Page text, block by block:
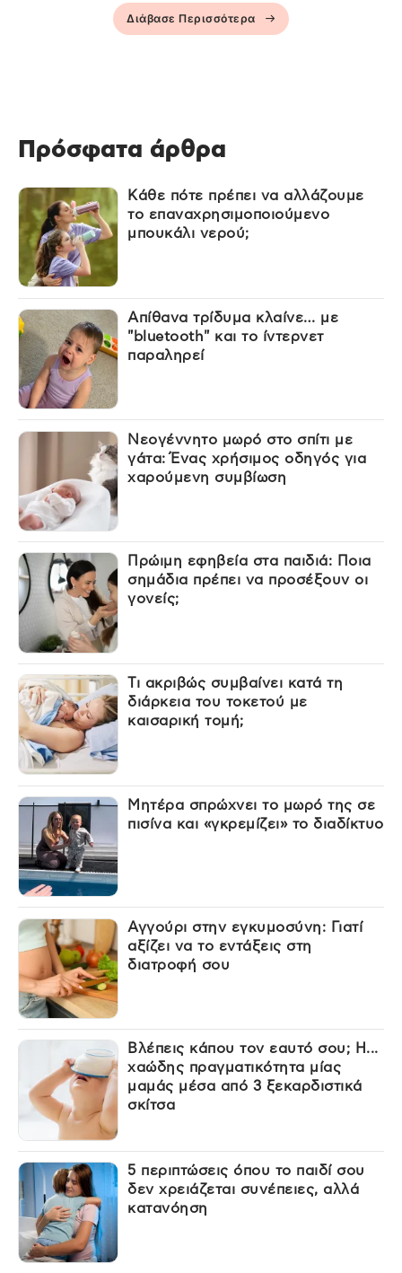
Διάβασε Περισσότερα
Πρόσφατα άρθρα
Κάθε πότε πρέπει να αλλάζουμε
το επαναχρησιμοποιούμενο
μπουκάλι νερού;
Απίθανα τρίδυμα κλαίνε… με
"bluetooth" και το ίντερνετ
παραληρεί
Νεογέννητο μωρό στο σπίτι με
γάτα: Ένας χρήσιμος οδηγός για
χαρούμενη συμβίωση
Πρώιμη εφηβεία στα παιδιά: Ποια
σημάδια πρέπει να προσέξουν οι
γονείς;
Τι ακριβώς συμβαίνει κατά τη
διάρκεια του τοκετού με
καισαρική τομή;
Μητέρα σπρώχνει το μωρό της σε
πισίνα και «γκρεμίζει» το διαδίκτυο
Αγγούρι στην εγκυμοσύνη: Γιατί
αξίζει να το εντάξεις στη
διατροφή σου
Βλέπεις κάπου τον εαυτό σου; Η...
χαώδης πραγματικότητα μίας
μαμάς μέσα από 3 ξεκαρδιστικά
σκίτσα
5 περιπτώσεις όπου το παιδί σου
δεν χρειάζεται συνέπειες, αλλά
κατανόηση